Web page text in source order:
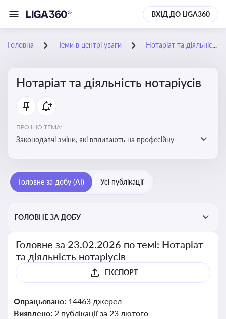
ВХІД ДО LIGA360
Головна Теми в центрі уваги Нотаріат та діяльність нотаріусів
Нотаріат та діяльність нотаріусів
ПРО ЩО ТЕМА:
Законодавчі зміни, які впливають на професійну
Головне за добу (AI) Усі публікації
ГОЛОВНЕ ЗА ДОБУ
Головне за 23.02.2026 по темі: Нотаріат
та діяльність нотаріусів
ЕКСПОРТ
Опрацьовано: 14463 джерел
Виявлено: 2 публікації за 23 лютого